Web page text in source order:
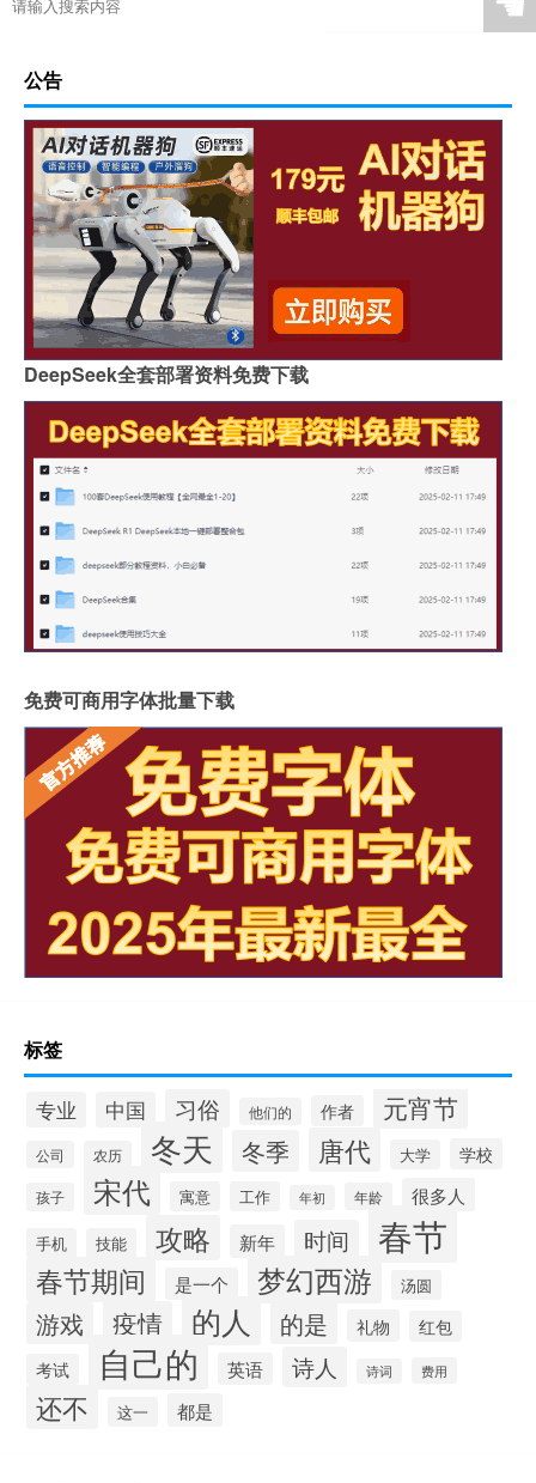
公告
DeepSeek全套部署资料免费下载
免费可商用字体批量下载
标签
专业 中国 习俗 他们的 作者 元宵节
公司 农历 冬天 冬季 唐代 大学 学校
孩子 宋代 寓意 工作 年初 年龄 很多人
手机 技能 攻略 新年 时间 春节
春节期间 是一个 梦幻西游 汤圆
游戏 疫情 的人 的是 礼物
红包
考试
自己的 英语 诗人 诗词 费用
还不 这一 都是